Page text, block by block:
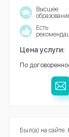
Высшее
Есть
Цена услуги:
По
Был(а) на сайте: